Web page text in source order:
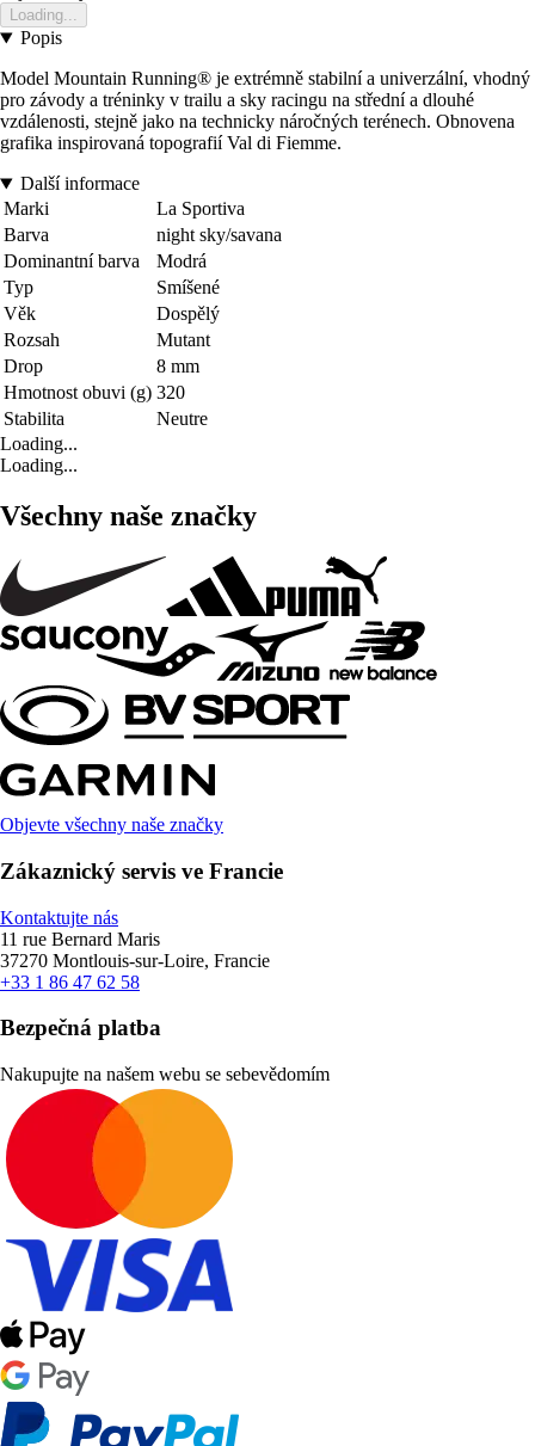
Loading...
Popis
Model Mountain Running® je extrémně stabilní a univerzální, vhodný
pro závody a tréninky v trailu a sky racingu na střední a dlouhé
vzdálenosti, stejně jako na technicky náročných terénech. Obnovena
grafika inspirovaná topografií Val di Fiemme.
Další informace
Marki
La Sportiva
Barva
night sky/savana
Dominantní barva
Modrá
Typ
Smíšené
Věk
Dospělý
Rozsah
Mutant
Drop
8 mm
Hmotnost obuvi (g) 320
Stabilita
Neutre
Loading...
Loading...
Všechny naše značky
Objevte všechny naše značky
Zákaznický servis ve Francie
Kontaktujte nás
11 rue Bernard Maris
37270 Montlouis-sur-Loire, Francie
+33 1 86 47 62 58
Bezpečná platba
Nakupujte na našem webu se sebevědomím